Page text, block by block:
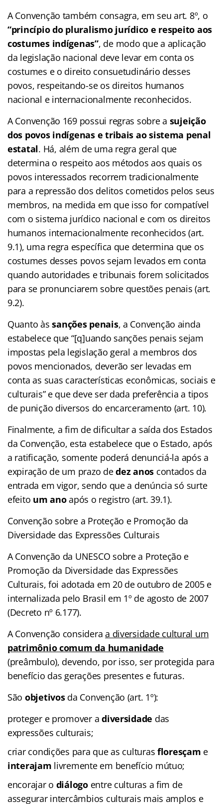
A Convenção também consagra, em seu art. 8º, o
“princípio do pluralismo jurídico e respeito aos
costumes indígenas”, de modo que a aplicação
da legislação nacional deve levar em conta os
costumes e o direito consuetudinário desses
povos, respeitando-se os direitos humanos
nacional e internacionalmente reconhecidos.
A Convenção 169 possui regras sobre a sujeição
dos povos indígenas e tribais ao sistema penal
estatal. Há, além de uma regra geral que
determina o respeito aos métodos aos quais os
povos interessados recorrem tradicionalmente
para a repressão dos delitos cometidos pelos seus
membros, na medida em que isso for compatível
com o sistema jurídico nacional e com os direitos
humanos internacionalmente reconhecidos (art.
9.1), uma regra específica que determina que os
costumes desses povos sejam levados em conta
quando autoridades e tribunais forem solicitados
para se pronunciarem sobre questões penais (art.
9.2).
Quanto àssanções penais, a Convenção ainda
estabelece que “[q]uando sanções penais sejam
impostas pela legislação geral a membros dos
povos mencionados, deverão ser levadas em
conta as suas características econômicas, sociais e
culturais” e que deve ser dada preferência a tipos
de punição diversos do encarceramento (art. 10).
Finalmente, a fim de dificultar a saída dos Estados
da Convenção, esta estabelece que o Estado, após
a ratificação, somente poderá denunciá-la após a
expiração de um prazo dedez anos contados da
entrada em vigor, sendo que a denúncia só surte
efeito um anoapós o registro (art. 39.1).
Convenção sobre a Proteção e Promoção da
Diversidade das Expressões Culturais
A Convenção da UNESCO sobre a Proteção e
Promoção da Diversidade das Expressões
Culturais, foi adotada em 20 de outubro de 2005 e
internalizada pelo Brasil em 1º de agosto de 2007
(Decreto nº 6.177).
A Convenção consideraa diversidade cultural um
patrimônio comum da humanidade
(preâmbulo), devendo, por isso, ser protegida para
benefício das gerações presentes e futuras.
São objetivosda Convenção (art. 1º):
proteger e promover adiversidade das
expressões culturais;
criar condições para que as culturasfloresçam e
interajam livremente em benefício mútuo;
encorajar o diálogoentre culturas a fim de
assegurar intercâmbios culturais mais amplos e